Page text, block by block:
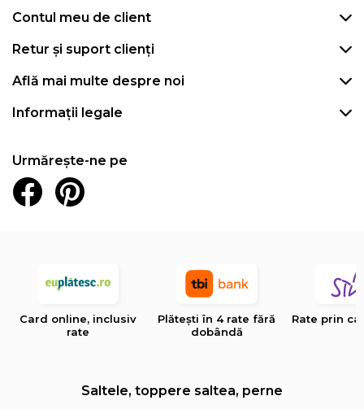
Contul meu de client
Retur și suport clienți
Află mai multe despre noi
Informații legale
Urmărește-ne pe
Card online, inclusiv
rate
Plătești în 4 rate fără
dobândă
Rate prin
Saltele, toppere saltea, perne